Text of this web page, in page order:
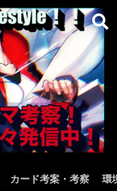
カード考案・考察 環